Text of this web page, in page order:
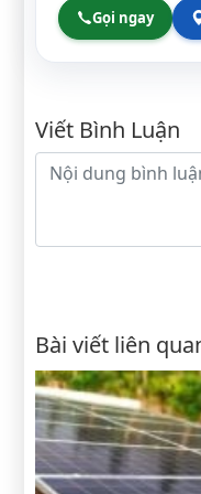
Gọi ngay
Bình luận
Viết Bình Luận
Nội dung bình luận
Bài viết liên